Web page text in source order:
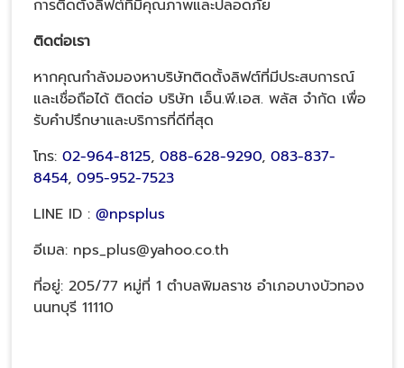
การติดตั้งลิฟต์ที่มีคุณภาพและปลอดภัย
ติดต่อเรา
หากคุณกำลังมองหาบริษัทติดตั้งลิฟต์ที่มีประสบการณ์
และเชื่อถือได้ ติดต่อ บริษัท เอ็น.พี.เอส. พลัส จำกัด เพื่อ
รับคำปรึกษาและบริการที่ดีที่สุด
โทร: 02-964-8125, 088-628-9290, 083-837-
8454, 095-952-7523
LINE ID : @npsplus
อีเมล: nps_plus@yahoo.co.th
ที่อยู่: 205/77 หมู่ที่ 1 ตำบลพิมลราช อำเภอบางบัวทอง
นนทบุรี 11110